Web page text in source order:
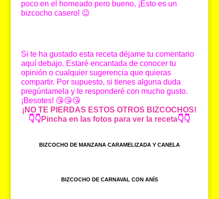
poco en el horneado pero bueno, ¡Esto es un
bizcocho casero! 😉
Si te ha gustado esta receta déjame tu comentario
aquí debajo. Estaré encantada de conocer tu
opinión o cualquier sugerencia que quieras
compartir. Por supuesto, si tienes alguna duda
pregúntamela y te responderé con mucho gusto.
¡Besotes! 😘😘😘
¡NO TE PIERDAS ESTOS OTROS BIZCOCHOS!
👇👇Pincha en las fotos para ver la receta👇👇
BIZCOCHO DE MANZANA CARAMELIZADA Y CANELA
BIZCOCHO DE CARNAVAL CON ANÍS